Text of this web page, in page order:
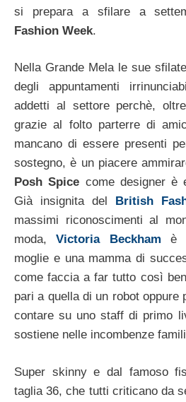
si prepara a sfilare a
Fashion Week.
Nella Grande Mela le sue
degli appuntamenti
addetti al settore perchè,
grazie al folto parterre di
mancano di essere presenti
sostegno, è un piacere
Posh Spice come designer è
Già insignita del British
massimi riconoscimenti al
moda,Victoria Beckham è
moglie e una mamma di
come faccia a far tutto così
pari a quella di un robot oppure
contare su uno staff di primo
sostiene nelle incombenze
Super skinny e dal famoso
taglia 36, che tutti criticano da